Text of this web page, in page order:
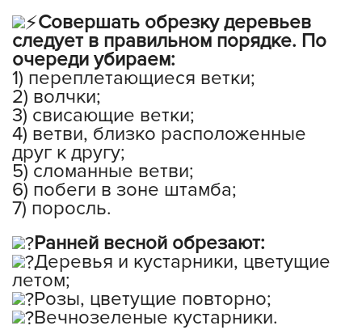
Совершать обрезку деревьев
следует в правильном порядке. По
очереди убираем:
1) переплетающиеся ветки;
2) волчки;
3) свисающие ветки;
4) ветви, близко расположенные
друг к другу;
5) сломанные ветви;
6) побеги в зоне штамба;
7) поросль.
Ранней весной обрезают:
Деревья и кустарники, цветущие
летом;
Розы, цветущие повторно;
Вечнозеленые кустарники.